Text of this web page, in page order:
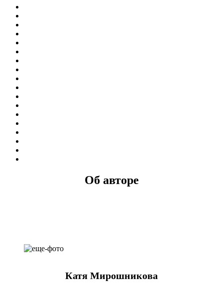
Об авторе
Катя Мирошникова